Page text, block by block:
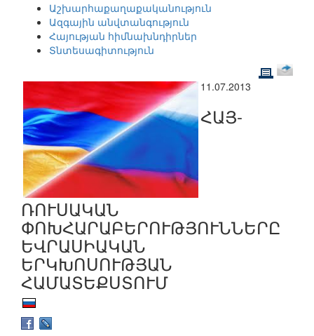
Աշխարհաքաղաքականություն
Ազգային անվտանգություն
Հայության հիմնախնդիրներ
Տնտեսագիտություն
11.07.2013
ՀԱՅ-
ՌՈՒՍԱԿԱՆ
ՓՈԽՀԱՐԱԲԵՐՈՒԹՅՈՒՆՆԵՐԸ
ԵՎՐԱՍԻԱԿԱՆ
ԵՐԿԽՈՍՈՒԹՅԱՆ
ՀԱՄԱՏԵՔՍՏՈՒՄ